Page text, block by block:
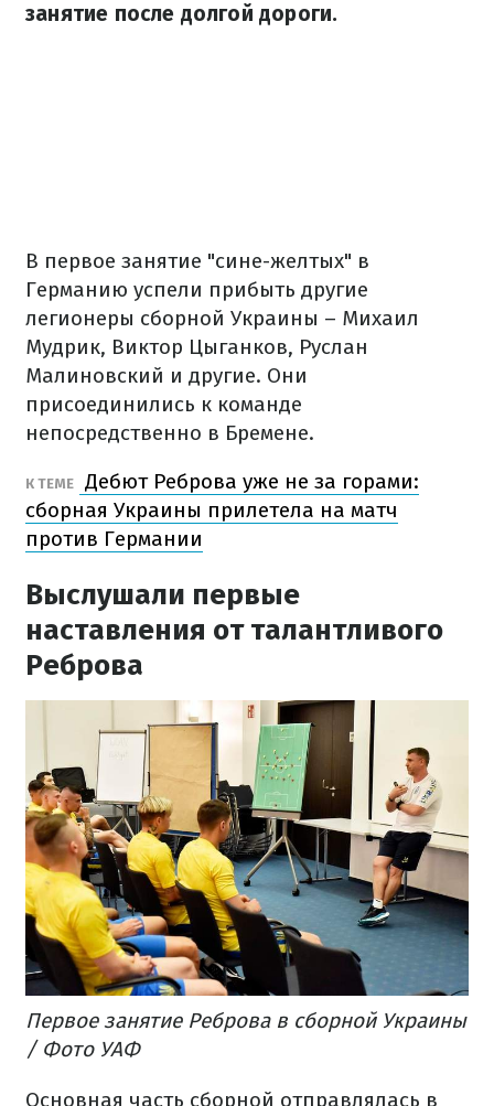
занятие после долгой дороги.
В первое занятие "сине-желтых" в
Германию успели прибыть другие
легионеры сборной Украины – Михаил
Мудрик, Виктор Цыганков, Руслан
Малиновский и другие. Они
присоединились к команде
непосредственно в Бремене.
К ТЕМЕ
Дебют Реброва уже не за горами:
сборная Украины прилетела на матч
против Германии
Выслушали первые
наставления от талантливого
Реброва
Первое занятие Реброва в сборной Украины
/ Фото УАФ
Основная часть сборной отправлялась в